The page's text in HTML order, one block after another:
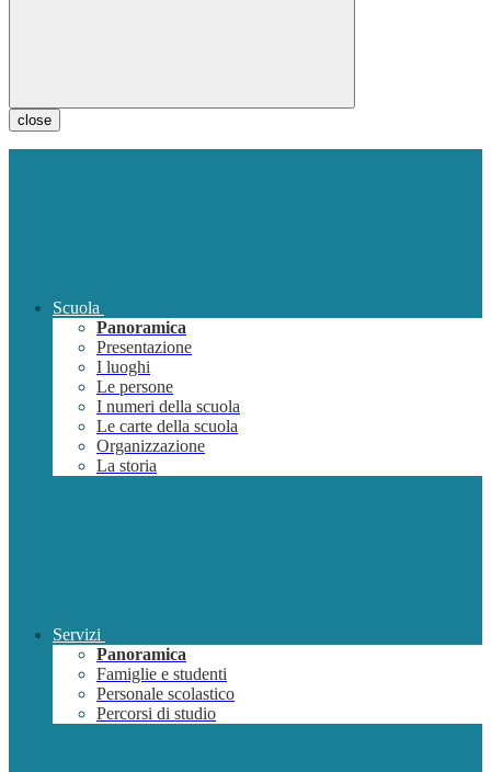
close
Scuola
Panoramica
Presentazione
I luoghi
Le persone
I numeri della scuola
Le carte della scuola
Organizzazione
La storia
Servizi
Panoramica
Famiglie e studenti
Personale scolastico
Percorsi di studio